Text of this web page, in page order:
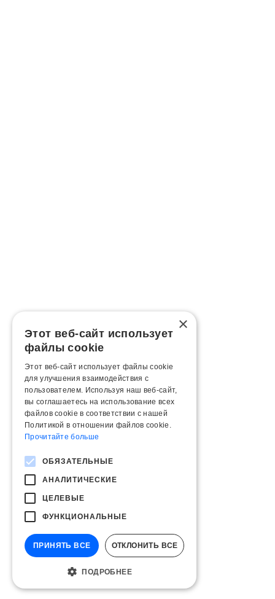
×
Этот веб-сайт использует
файлы cookie
Этот веб-сайт использует файлы cookie
для улучшения взаимодействия с
пользователем. Используя наш веб-сайт,
вы соглашаетесь на использование всех
файлов cookie в соответствии с нашей
Политикой в ​​отношении файлов cookie.
Прочитайте больше
ОБЯЗАТЕЛЬНЫЕ
АНАЛИТИЧЕСКИЕ
ЦЕЛЕВЫЕ
ФУНКЦИОНАЛЬНЫЕ
ПРИНЯТЬ ВСЕ ОТКЛОНИТЬ ВСЕ
ПОДРОБНЕЕ